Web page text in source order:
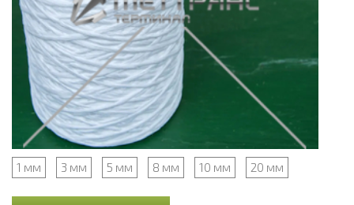
1 мм 3 мм 5 мм 8 мм 10 мм 20 мм